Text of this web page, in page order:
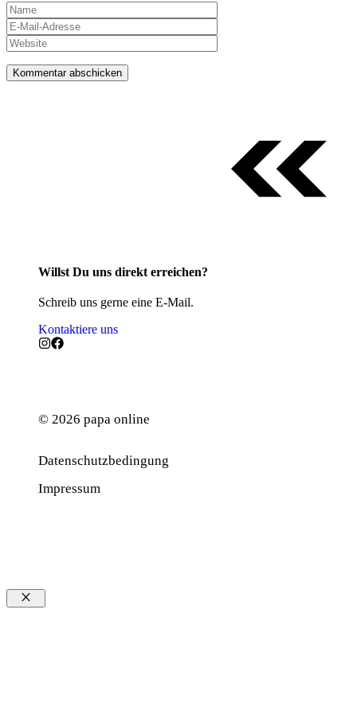
Name
Mail-
Adresse
Willst Du uns direkt erreichen?
Schreib uns gerne eine E-Mail.
Kontaktiere uns
© 2026 papa online
Datenschutzbedingung
Impressum
Schließen